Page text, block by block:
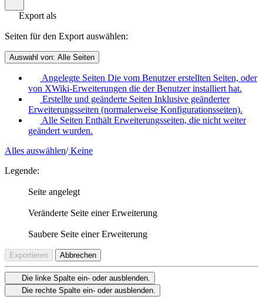
Export als
Seiten für den Export auswählen:
Auswahl von: Alle Seiten
Angelegte Seiten Die vom Benutzer erstellten Seiten, oder
von XWiki-Erweiterungen die der Benutzer installiert hat.
Erstellte und geänderte Seiten Inklusive geänderter
Erweiterungsseiten (normalerweise Konfigurationsseiten).
Alle Seiten Enthält Erweiterungsseiten, die nicht weiter
geändert wurden.
Alles auswählen/Keine
Legende:
Seite angelegt
Veränderte Seite einer Erweiterung
Saubere Seite einer Erweiterung
Exportieren Abbrechen
Die linke Spalte ein- oder ausblenden.
Die rechte Spalte ein- oder ausblenden.